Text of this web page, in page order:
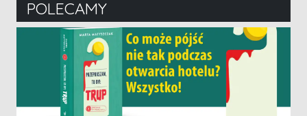
POLECAMY